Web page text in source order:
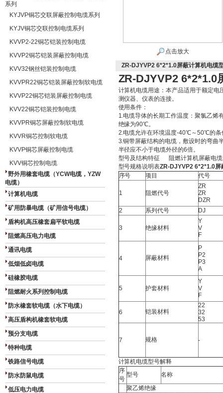
系列
KYJVP铜芯交联屏蔽控制电缆系列
KYJV铜芯交联控制电缆系列
KVVP2-22铜芯铠装控制电缆
KVVP2铜芯铠装屏蔽控制电缆
KVV32钢丝铠装控制电缆
KVVPR22铜芯铠装屏蔽控制软电缆
KVVP22铜芯铠装屏蔽控制电缆
KVV22铜芯铠装控制电缆
KVVPR铜芯屏蔽控制软电缆
KVVR铜芯控制软电缆
KVVP铜芯屏蔽控制电缆
KVV铜芯控制电缆
野外用橡套电缆（YCW电缆，YZW
电缆）
计算机电缆
矿用防暴电缆（矿用信号电缆）
盾构机高压橡套扁平软电缆
阻燃高压电力电缆
通讯电缆
低烟低卤电缆
硅橡胶电缆
阻燃耐火系列控制电缆
防水橡套软电缆（水下电缆）
高压盾构机橡套软电缆
预分支电缆
特种电缆
铁路信号电缆
防水防鼠电缆
低压电力电缆
点击放大
ZR-DJYVP2 6*2*1.0屏蔽计算机电缆
ZR-DJYVP2 6*2*1.0
计算机电缆用途：本产品适用于额定
测仪器、仪表的连接。
使用条件：
1.电缆导体的长期工作温度：聚氯乙
绝缘为90℃。
2.电缆允许在环境温度-40℃～50℃的
3.铜带屏蔽结构的电缆，敷设时的弯曲
半径应不小于电缆外径的6倍。
型号及结构特征 阻燃计算机屏蔽电缆
型号规格说明表ZR-DJYVP2 6*2*1.0屏
序号
项目 代号
1 阻燃代号
ZR
ZR
DZR
2
系列代号 DJ
3 绝缘材料
Y
V
F
4 屏蔽材料
P
P2
P3
A
5 护套材料
Y
V
F
6 铠装材料
22
32
53
7 规格 -
计算机电缆型号解释
序
号
型号
名称
聚乙烯绝缘